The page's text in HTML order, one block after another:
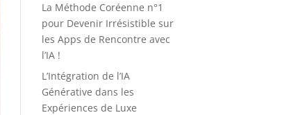
La Méthode Coréenne n°1
pour Devenir Irrésistible sur
les Apps de Rencontre avec
l’IA !
L’Intégration de l’IA
Générative dans les
Expériences de Luxe